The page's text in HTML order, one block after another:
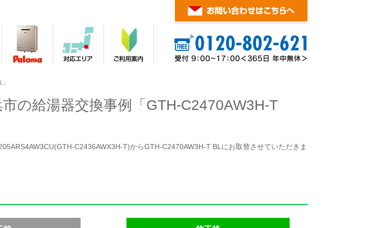
の給湯器交換事例「GTH-C2470AW3H-T
C2436AWX3H-T)からGTH-C2470AW3H-T BLにお取替させていただきま